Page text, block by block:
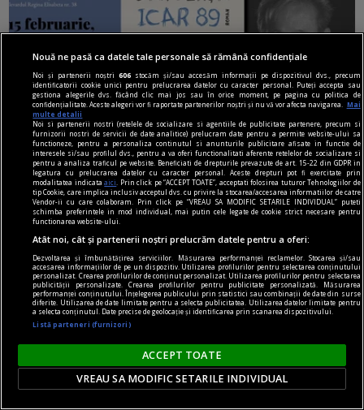
în oraș
Lansare de carte și sesiune de autografe – Dan
Perșa, Icar 89
Vă invităm joi, 15 februarie, de la ora 18, la
Librăria Humanitas de la Cişmigiu (bd. Regina
Elisabeta nr. 38), la o întâlnire cu Dan Perșa,
autorul romanului Icar 89, publicat în colecția de
literatură contemporană a Editurii Humanitas.
Nouă ne pasă ca datele tale personale să rămână confidențiale
Noi și partenerii noștri606 stocăm și/sau accesăm informații pe dispozitivul dvs., precum
identificatorii cookie unici pentru prelucrarea datelor cu caracter personal. Puteți accepta sau
gestiona alegerile dvs. făcând clic mai jos sau în orice moment, pe pagina cu politica de
confidențialitate. Aceste alegeri vor fi raportate partenerilor noștri și nu vă vor afecta navigarea.
Mai
multe detalii
Noi si partenerii nostri (retelele de socializare si agentiile de publicitate partenere, precum si
furnizorii nostri de servicii de date analitice) prelucram date pentru a permite website-ului sa
functioneze, pentru a personaliza continutul si anunturile publicitare afisate in functie de
interesele si/sau profilul dvs., pentru a va oferi functionalitati aferente retelelor de socializare si
pentru a analiza traficul pe website. Beneficiati de drepturile prevazute de art. 15-22 din GDPR in
legatura cu prelucrarea datelor cu caracter personal. Aceste drepturi pot fi exercitate prin
modalitatea indicataaici
. Prin click pe “ACCEPT TOATE”, acceptati folosirea tuturor Tehnologiilor de
tip Cookie, care implica inclusiv acceptul dvs. cu privire la stocarea/accesarea informatiilor de catre
Vendor-ii cu care colaboram. Prin click pe “VREAU SA MODIFIC SETARILE INDIVIDUAL” puteti
schimba preferintele in mod individual, mai putin cele legate de cookie strict necesare pentru
functionarea website-ului.
Atât noi, cât și partenerii noștri prelucrăm datele pentru a oferi:
Dezvoltarea și îmbunătățirea serviciilor. Măsurarea performanței reclamelor. Stocarea și/sau
accesarea informațiilor de pe un dispozitiv. Utilizarea profilurilor pentru selectarea conținutului
personalizat. Crearea profilurilor de conținut personalizat. Utilizarea profilurilor pentru selectarea
publicității personalizate. Crearea profilurilor pentru publicitate personalizată. Măsurarea
performanței conținutului. Înțelegerea publicului prin statistici sau combinații de date din surse
diferite. Utilizarea de date limitate pentru a selecta publicitatea. Utilizarea datelor limitate pentru
a selecta conținutul. Date precise de geolocație și identificarea prin scanarea dispozitivului.
Listă parteneri (furnizori)
ACCEPT TOATE
VREAU SA MODIFIC SETARILE INDIVIDUAL